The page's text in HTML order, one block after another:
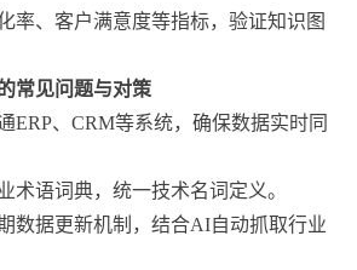
率、客户满意度等指标，验证知识图
常见问题与对策
ERP、CRM等系统，确保数据实时同
术语词典，统一技术名词定义。
数据更新机制，结合AI自动抓取行业